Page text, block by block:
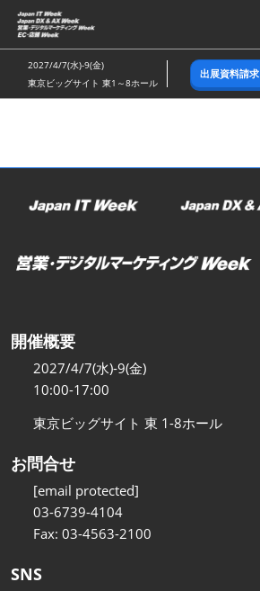
ス
キ
ッ
し
む
2027/4/7(水)-9(金)
東京ビッグサイト 東1～8ホール
出展資料請求
開催概要
2027/4/7(水)-9(金)
10:00-17:00
東京ビッグサイト 東 1-8ホール
お問合せ
[email protected]
03-6739-4104
Fax: 03-4563-2100
SNS